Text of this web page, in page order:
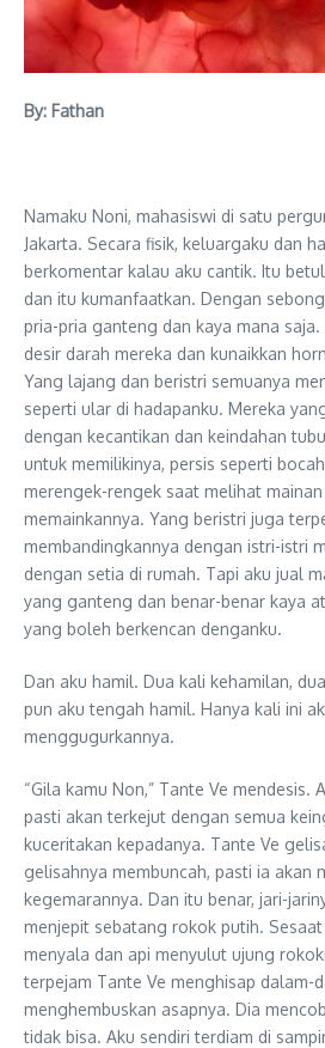
By: Fathan
Namaku Noni, mahasiswi di satu
Jakarta. Secara fisik, keluargaku dan
berkomentar kalau aku cantik. Itu
dan itu kumanfaatkan. Dengan
pria-pria ganteng dan kaya mana
desir darah mereka dan kunaikkan
Yang lajang dan beristri semuanya
seperti ular di hadapanku. Mereka
dengan kecantikan dan keindahan
untuk memilikinya, persis seperti
merengek-rengek saat melihat
memainkannya. Yang beristri juga
membandingkannya dengan istri-istri
dengan setia di rumah. Tapi aku jual
yang ganteng dan benar-benar kaya
yang boleh berkencan denganku.
Dan aku hamil. Dua kali kehamilan,
pun aku tengah hamil. Hanya kali ini
menggugurkannya.
“Gila kamu Non,” Tante Ve mendesis.
pasti akan terkejut dengan semua
kuceritakan kepadanya. Tante Ve
gelisahnya membuncah, pasti ia akan
kegemarannya. Dan itu benar, jari-
menjepit sebatang rokok putih.
menyala dan api menyulut ujung
terpejam Tante Ve menghisap dalam-
menghembuskan asapnya. Dia
tidak bisa. Aku sendiri terdiam di